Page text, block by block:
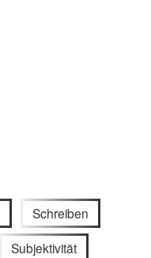
Schreiben
Subjektivität